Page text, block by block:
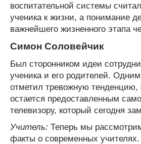
воспитательной системы
ученика к жизни, а понимание
важнейшего жизненного этапа
Симон Соловейчик
Был сторонником идеи
ученика и его родителей.
отметил тревожную тенденцию,
остается предоставленным
телевизору, который сегодня
Учитель: Теперь мы
факты о современных учителях.